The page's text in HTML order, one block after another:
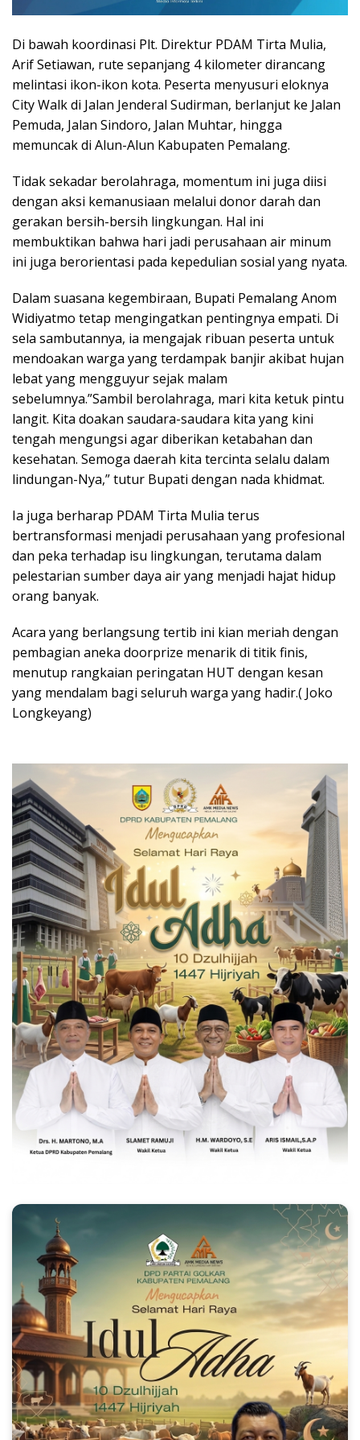
​Di bawah koordinasi Plt. Direktur PDAM Tirta Mulia,
Arif Setiawan, rute sepanjang 4 kilometer dirancang
melintasi ikon-ikon kota. Peserta menyusuri eloknya
City Walk di Jalan Jenderal Sudirman, berlanjut ke Jalan
Pemuda, Jalan Sindoro, Jalan Muhtar, hingga
memuncak di Alun-Alun Kabupaten Pemalang.
​Tidak sekadar berolahraga, momentum ini juga diisi
dengan aksi kemanusiaan melalui donor darah dan
gerakan bersih-bersih lingkungan. Hal ini
membuktikan bahwa hari jadi perusahaan air minum
ini juga berorientasi pada kepedulian sosial yang nyata.
​Dalam suasana kegembiraan, Bupati Pemalang Anom
Widiyatmo tetap mengingatkan pentingnya empati. Di
sela sambutannya, ia mengajak ribuan peserta untuk
mendoakan warga yang terdampak banjir akibat hujan
lebat yang mengguyur sejak malam
sebelumnya.”Sambil berolahraga, mari kita ketuk pintu
langit. Kita doakan saudara-saudara kita yang kini
tengah mengungsi agar diberikan ketabahan dan
kesehatan. Semoga daerah kita tercinta selalu dalam
lindungan-Nya,” tutur Bupati dengan nada khidmat.
​Ia juga berharap PDAM Tirta Mulia terus
bertransformasi menjadi perusahaan yang profesional
dan peka terhadap isu lingkungan, terutama dalam
pelestarian sumber daya air yang menjadi hajat hidup
orang banyak.
​Acara yang berlangsung tertib ini kian meriah dengan
pembagian aneka doorprize menarik di titik finis,
menutup rangkaian peringatan HUT dengan kesan
yang mendalam bagi seluruh warga yang hadir.( Joko
Longkeyang)